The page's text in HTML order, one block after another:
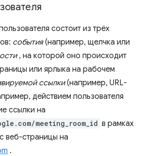
состоит из трёх
события(например, щелчка или
, на которой оно происходит
или ярлыка на рабочем
ссылки(например, URL-
действием пользователя
ссылки на
meeting_room_id в рамках
веб-страницы на
.